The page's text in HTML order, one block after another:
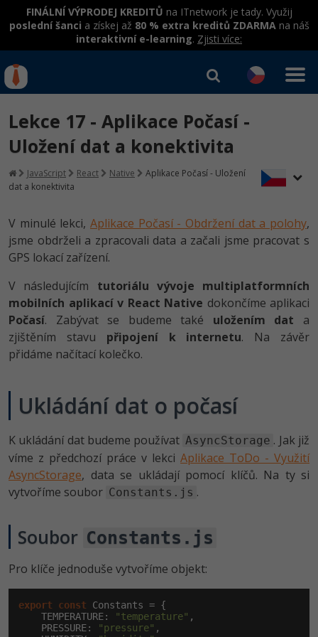
FINÁLNÍ VÝPRODEJ KREDITŮ na ITnetwork je tady. Využij
poslední šanci a získej až 80 % extra kreditů ZDARMAna náš
interaktivní e-learning. Zjisti více:
Rekvalifikace a kurzy
hrazené úřadem práce
Workshopy zdarma
Datová analýza v praxi
Školení
Základy programování
Umělá inteligence
HTML5, CSS3, Bootstrap, SEO
Testování a verzování
UML a návrhové vzory
React
ASP.NET MVC
Best practices
Školení dle technologií
C# .NET
Java
PHP
Python
HTML / CSS
UML a návrhové vzory
MS-SQL
Kurzy IT profesí
Junior programátor
Programátor WWW aplikací
Senior programátor
Front-end developer
Vývojář mobilních aplikací
Specialista na AI a bigdata
C# Game developer
Tester
Systémový administrátor
Grafik / UX/UI návrhář
3D grafik
Databázový analytik
Jak začít?
Java -80%
C#.NET -80%
Python -80%
-80%
PHP
Swift -80%
Kotlin -80%
C
VB.NET
SQL
Návrh SW -80%
Přihlásit se | Registrovat
Lekce 17 - Aplikace Počasí -
Uložení dat a konektivita
JavaScript React Native
Aplikace Počasí - Uložení
dat a konektivita
V minulé lekci, Aplikace Počasí - Obdržení dat a polohy,
jsme obdrželi a zpracovali data a začali jsme pracovat s
GPS lokací zařízení.
V následujícím tutoriálu vývoje multiplatformních
mobilních aplikací v React Native dokončíme aplikaci
Počasí. Zabývat se budeme také uložením dat a
zjištěním stavu připojení k internetu. Na závěr
přidáme načítací kolečko.
Ukládání dat o počasí
K ukládání dat budeme používat AsyncStorage . Jak již
víme z předchozí práce v lekci Aplikace ToDo - Využití
AsyncStorage, data se ukládají pomocí klíčů. Na ty si
vytvoříme soubor Constants.js .
Soubor Constants.js
Pro klíče jednoduše vytvoříme objekt:
export const Constants = {
    TEMPERATURE:
"temperature" ,
    PRESSURE:
"pressure" ,